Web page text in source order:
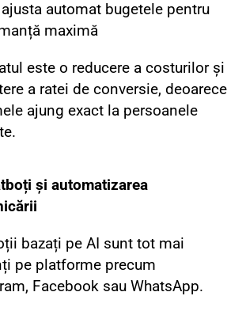
automat bugetele pentru
maximă
este o reducere a costurilor și
a ratei de conversie, deoarece
ajung exact la persoanele
și automatizarea
bazați pe AI sunt tot mai
pe platforme precum
Facebook sau WhatsApp.